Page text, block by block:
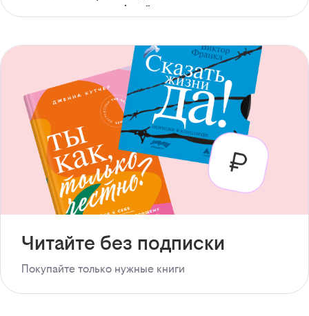
с доступом офлайн
Читайте без подписки
Покупайте только нужные книги